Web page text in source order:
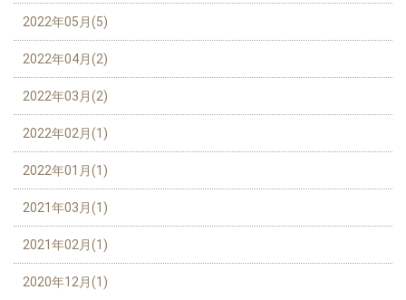
2022年05月(5)
2022年04月(2)
2022年03月(2)
2022年02月(1)
2022年01月(1)
2021年03月(1)
2021年02月(1)
2020年12月(1)